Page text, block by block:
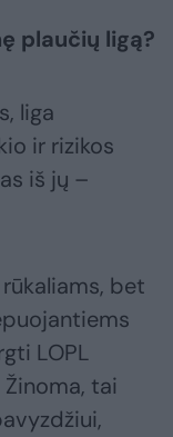
plaučių ligą?
liga
ir rizikos
iš jų –
bet
LOPL
tai